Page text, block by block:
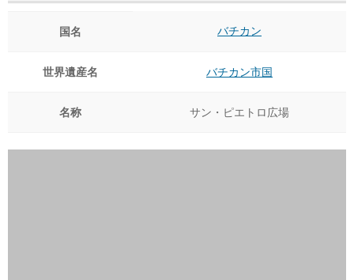
国名 バチカン
世界遺産名 バチカン市国
名称 サン・ピエトロ広場